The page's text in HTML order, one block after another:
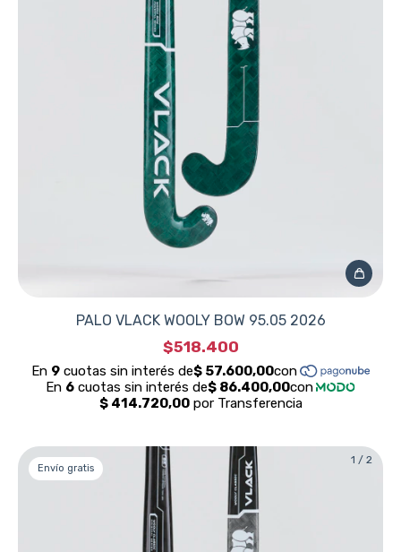
PALO VLACK WOOLY BOW 95.05 2026
$518.400
1 / 2
Envío gratis